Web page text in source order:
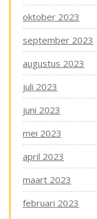
oktober 2023
september 2023
augustus 2023
juli 2023
juni 2023
mei 2023
april 2023
maart 2023
februari 2023